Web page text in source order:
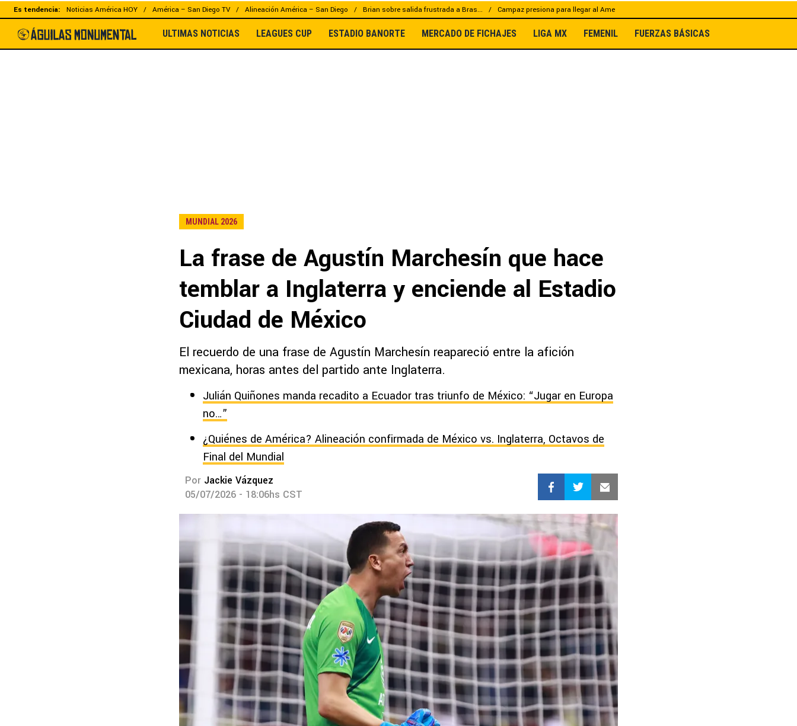
Es tendencia: Noticias América HOY América – San Diego TV Alineación América – San Diego Brian sobre salida frustrada a Bras... Campaz presiona para llegar al Ame
ULTIMAS NOTICIAS LEAGUES CUP ESTADIO BANORTE MERCADO DE FICHAJES LIGA MX FEMENIL FUERZAS BÁSICAS
MUNDIAL 2026
La frase de Agustín Marchesín que hace
temblar a Inglaterra y enciende al Estadio
Ciudad de México
El recuerdo de una frase de Agustín Marchesín reapareció entre la afición
mexicana, horas antes del partido ante Inglaterra.
Julián Quiñones manda recadito a Ecuador tras triunfo de México: “Jugar en Europa
no…”
¿Quiénes de América? Alineación confirmada de México vs. Inglaterra, Octavos de
Final del Mundial
Por Jackie Vázquez
05/07/2026 - 18:06hs CST